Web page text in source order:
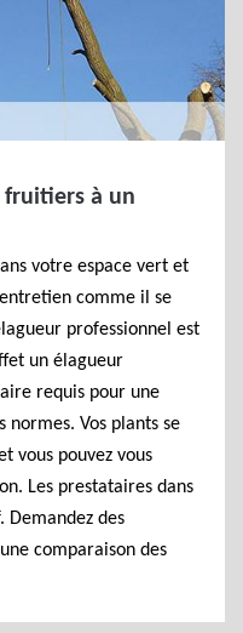
fruitiers à un
votre espace vert et
comme il se
professionnel est
un élagueur
requis pour une
Vos plants se
vous pouvez vous
Les prestataires dans
des
comparaison des